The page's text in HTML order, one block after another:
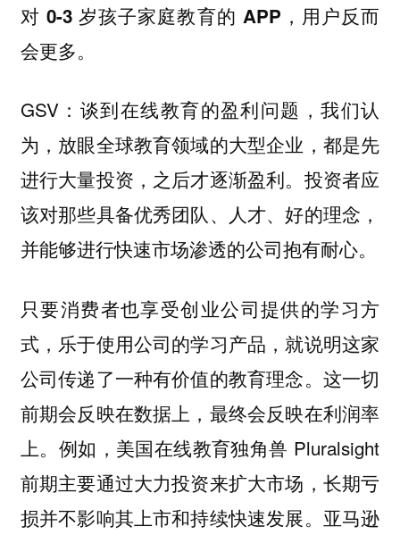
对 0-3 岁孩子家庭教育的 APP ，用户反而
会更多。
GSV：谈到在线教育的盈利问题，我们认
为，放眼全球教育领域的大型企业，都是先
进行大量投资，之后才逐渐盈利。 投资者应
该对那些具备优秀团队、人才、好的理念，
并能够进行快速市场渗透的公司抱有耐心。
只要消费者也享受创业公司提供的学习方
式，乐于使用公司的学习产品，就说明这家
公司传递了一种有价值的教育理念。这一切
前期会反映在数据上，最终会反映在利润率
上。 例如，美国在线教育独角兽 Pluralsight
前期主要通过大力投资来扩大市场，长期亏
损并不影响其上市和持续快速发展。亚马逊